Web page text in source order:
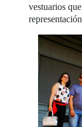
vestuarios